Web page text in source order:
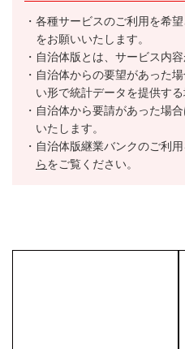
各種サービスのご利用を希
をお願いいたします。
自治体版とは、サービス内容
自治体からの要望があった
い形で統計データを提供する
自治体から要請があった場
いたします。
自治体版継業バンクのご利
らをご覧ください。